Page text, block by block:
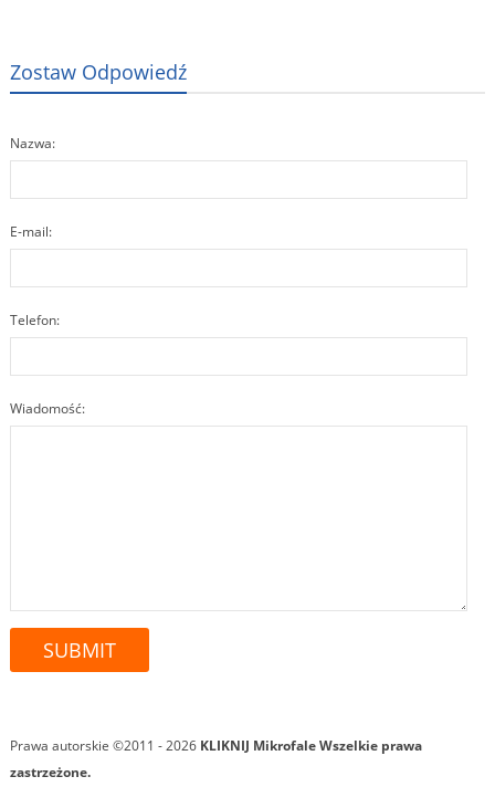
Zostaw Odpowiedź
Nazwa:
E-mail:
Telefon:
Wiadomość:
Prawa autorskie ©2011 - 2026 KLIKNIJ MikrofaleWszelkie prawa
zastrzeżone.